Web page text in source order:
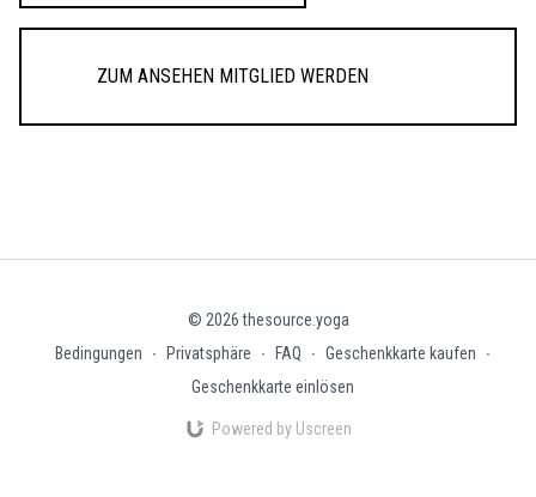
Zum Ansehen Mitglied werden
© 2026 thesource.yoga
Bedingungen
∙ Privatsphäre ∙ FAQ ∙ Geschenkkarte kaufen
∙
Geschenkkarte einlösen
Powered by Uscreen